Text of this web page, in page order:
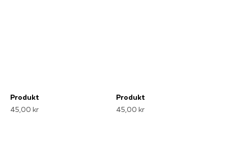
Produkt
45,00 kr
Produkt
45,00 kr